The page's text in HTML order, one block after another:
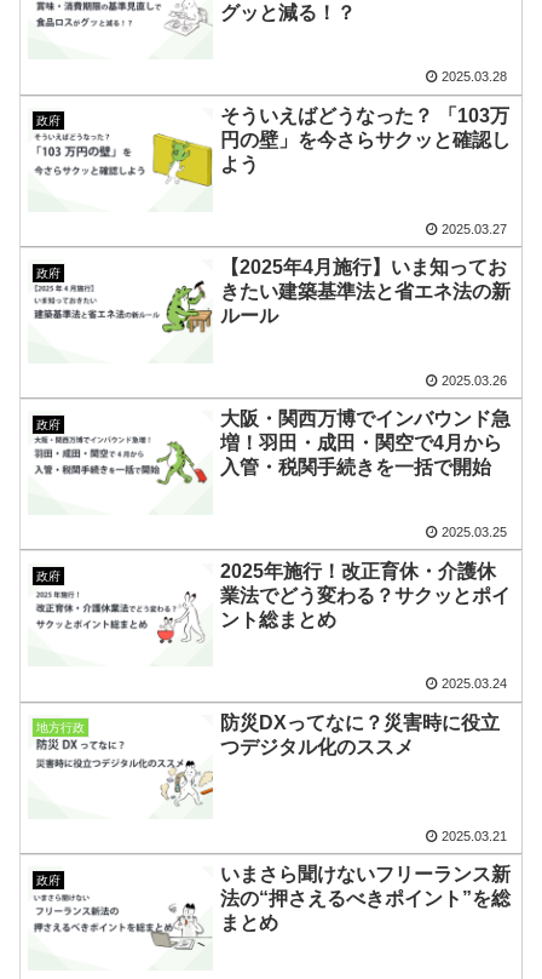
グッと減る！？
2025.03.28
政府
そういえばどうなった？ 「103万
円の壁」を今さらサクッと確認し
よう
2025.03.27
政府
【2025年4月施行】いま知ってお
きたい建築基準法と省エネ法の新
ルール
2025.03.26
政府
大阪・関西万博でインバウンド急
増！羽田・成田・関空で4月から
入管・税関手続きを一括で開始
2025.03.25
政府
2025年施行！改正育休・介護休
業法でどう変わる？サクッとポイ
ント総まとめ
2025.03.24
地方行政
防災DXってなに？災害時に役立
つデジタル化のススメ
2025.03.21
政府
いまさら聞けないフリーランス新
法の“押さえるべきポイント”を総
まとめ